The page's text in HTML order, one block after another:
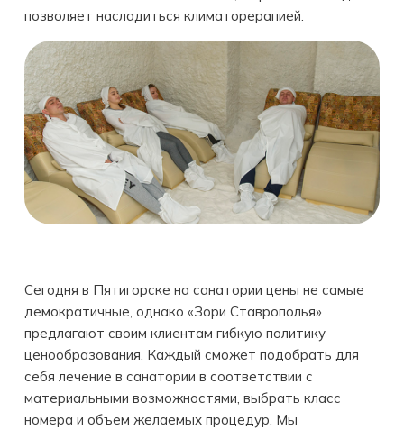
позволяет насладиться климаторерапией.
Сегодня в Пятигорске на санатории цены не самые
демократичные, однако «Зори Ставрополья»
предлагают своим клиентам гибкую политику
ценообразования. Каждый сможет подобрать для
себя лeчeниe в санaтории в соответствии с
материальными возможностями, выбрать класс
номера и объем желаемых процедур. Мы